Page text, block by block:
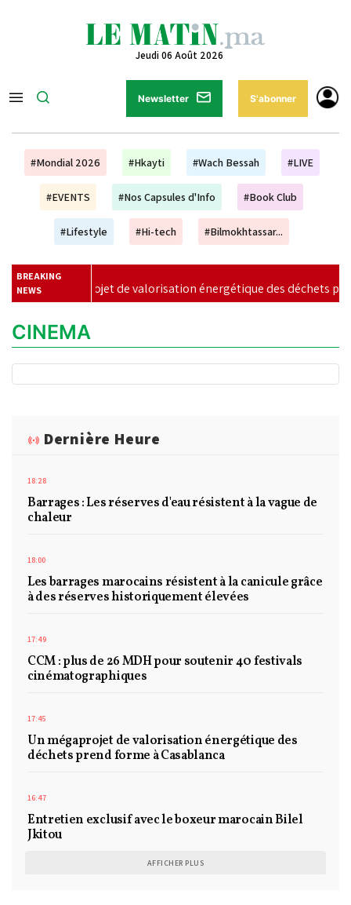
Jeudi 06 Août 2026
Newsletter S'abonner
#Mondial 2026 #Hkayti #Wach Bessah #LIVE
#EVENTS #Nos Capsules d'Info #Book Club
#Lifestyle #Hi-tech #Bilmokhtassar...
BREAKING
NEWSde valorisation énergétique des déchets prend forme à
CINEMA
Dernière Heure
18:28
Barrages : Les réserves d'eau résistent à la vague de
chaleur
18:00
Les barrages marocains résistent à la canicule grâce
à des réserves historiquement élevées
17:49
CCM : plus de 26 MDH pour soutenir 40 festivals
cinématographiques
17:45
Un mégaprojet de valorisation énergétique des
déchets prend forme à Casablanca
16:47
Entretien exclusif avec le boxeur marocain Bilel
Jkitou
AFFICHER PLUS